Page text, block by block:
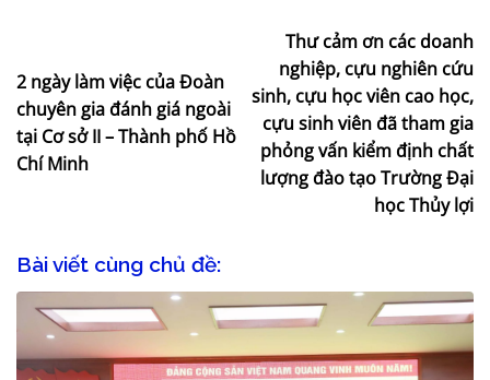
2 ngày làm việc của Đoàn
chuyên gia đánh giá ngoài
tại Cơ sở II – Thành phố Hồ
Chí Minh
Thư cảm ơn các doanh
nghiệp, cựu nghiên cứu
sinh, cựu học viên cao học,
cựu sinh viên đã tham gia
phỏng vấn kiểm định chất
lượng đào tạo Trường Đại
học Thủy lợi
Bài viết cùng chủ đề: